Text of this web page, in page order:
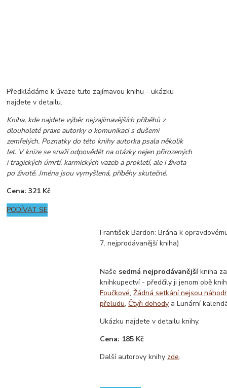
Předkládáme k úvaze tuto zajímavou knihu - ukázku
najdete v detailu.
Kniha, kde najdete výběr nejzajímavějších příběhů z
dlouholeté praxe autorky o komunikaci s dušemi
zemřelých. Poznatky do této knihy autorka psala několik
let. V knize se snaží odpovědět na otázky nejen přirozených
i tragických úmrtí, karmických vazeb a prokletí, ale i života
po životě. Jména jsou vymyšlená, příběhy skutečné.
Cena: 321 Kč
PODÍVAT SE
František Bardon: Brána k
7. nejprodávanější kniha)
Naše sedmá nejprodávanějšíkniha
knihkupectví - předčily ji jenom obě
Foučkové,Žádná setkání nejsou
přeludu,Čtyři dohody a Lunární
Ukázku najdete v detailu knihy.
Cena: 185 Kč
Další autorovy knihy zde.